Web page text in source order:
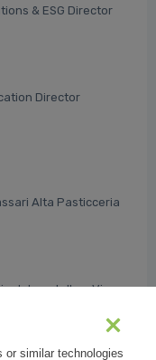
& ESG Director
Director
Alta Pasticceria
del martello e Vice
or similar technologies